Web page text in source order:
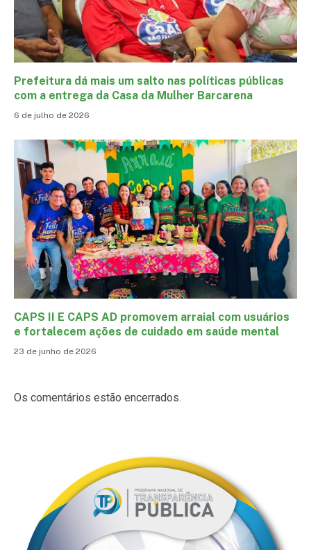
Prefeitura dá mais um salto nas políticas públicas
com a entrega da Casa da Mulher Barcarena
6 de julho de 2026
CAPS II E CAPS AD promovem arraial com usuários
e fortalecem ações de cuidado em saúde mental
23 de junho de 2026
Os comentários estão encerrados.